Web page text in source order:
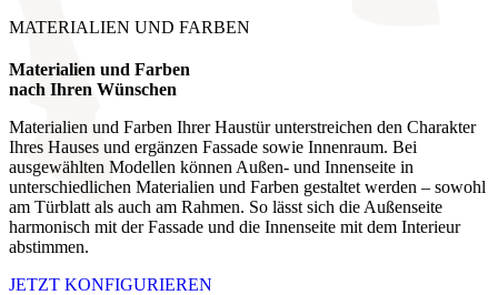
MATERIALIEN UND FARBEN
Materialien und Farben
nach Ihren Wünschen
Materialien und Farben Ihrer Haustür unterstreichen den Charakter
Ihres Hauses und ergänzen Fassade sowie Innenraum. Bei
ausgewählten Modellen können Außen- und Innenseite in
unterschiedlichen Materialien und Farben gestaltet werden – sowohl
am Türblatt als auch am Rahmen. So lässt sich die Außenseite
harmonisch mit der Fassade und die Innenseite mit dem Interieur
abstimmen.
JETZT KONFIGURIEREN